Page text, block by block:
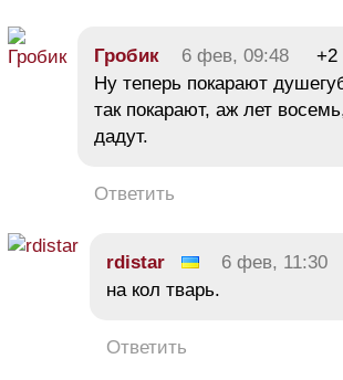
Гробик 6 фев, 09:48
+2
Ну теперь покарают
так покарают, аж лет
дадут.
Ответить
rdistar 6 фев, 11:30
на кол тварь.
Ответить